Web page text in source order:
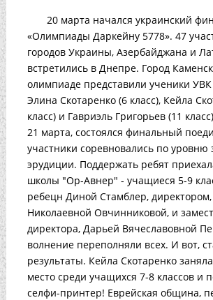
20 марта начался украинский
«Олимпиады Даркейну 5778». 47
городов Украины, Азербайджана и
встретились в Днепре. Город
олимпиаде представили ученики
Элина Скотаренко (6 класс), Кейла
класс) и Гавриэль Григорьев (11
21 марта, состоялся финальный
участники соревновались по уровню
эрудиции. Поддержать ребят
школы "Ор-Авнер" - учащиеся 5-9
ребецн Диной Стамблер,
Николаевной Овчинниковой, и
директора, Дарьей Вячеславовной
волнение переполняли всех. И вот,
результаты. Кейла Скотаренко
место среди учащихся 7-8 классов и
селфи-принтер! Еврейская община,